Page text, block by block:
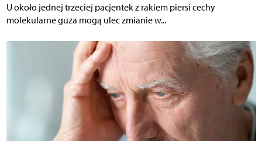
U około jednej trzeciej pacjentek z rakiem piersi cechy
molekularne guza mogą ulec zmianie w...